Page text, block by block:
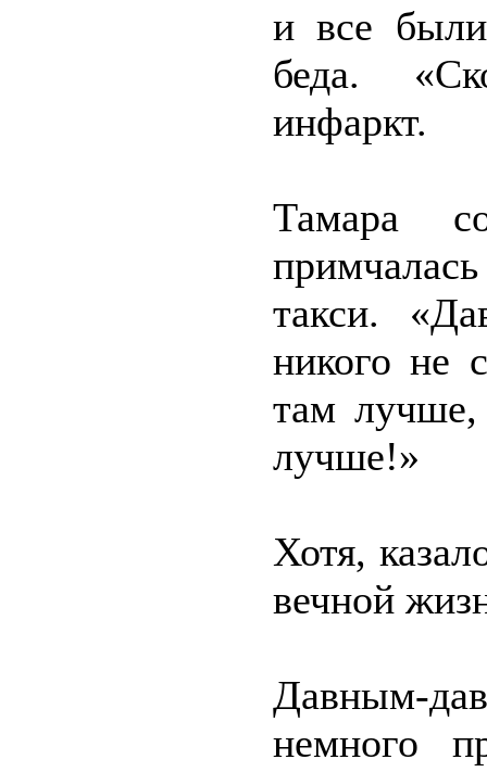
и все
беда.
инфаркт.
Тамара
такси.
никого не
там
лучше!»
Хотя,
вечной
Давным-
немного